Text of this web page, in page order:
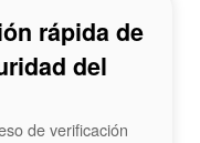
rápida de
del
de verificación